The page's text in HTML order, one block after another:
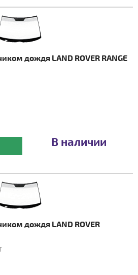
дождя LAND ROVER RANGE
В наличии
дождя LAND ROVER